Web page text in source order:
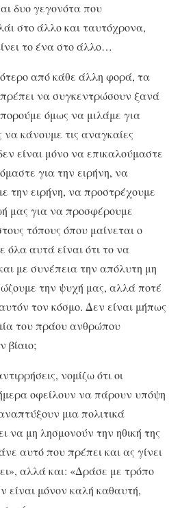
δυο γεγονότα που
στο άλλο και ταυτόχρονα,
το ένα στο άλλο…
από κάθε άλλη φορά, τα
να συγκεντρώσουν ξανά
όμως να μιλάμε για
να κάνουμε τις αναγκαίες
είναι μόνο να επικαλούμαστε
για την ειρήνη, να
την ειρήνη, να προστρέχουμε
μας για να προσφέρουμε
τόπους όπου μαίνεται ο
όλα αυτά είναι ότι το να
με συνέπεια την απόλυτη μη
την ψυχή μας, αλλά ποτέ
τον κόσμο. Δεν είναι μήπως
του πράου ανθρώπου
βίαιο;
νομίζω ότι οι
οφείλουν να πάρουν υπόψη
μια πολιτικά
να μη λησμονούν την ηθική της
αυτό που πρέπει και ας γίνει
αλλά και: «Δράσε με τρόπο
είναι μόνον καλή καθαυτή,